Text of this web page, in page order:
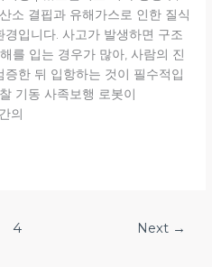
소 결핍과 유해가스로 인한 질식
입니다. 사고가 발생하면 구조
를 입는 경우가 많아, 사람의 진
한 뒤 입항하는 것이 필수적입
기동 사족보행 로봇이
의
4 Next →